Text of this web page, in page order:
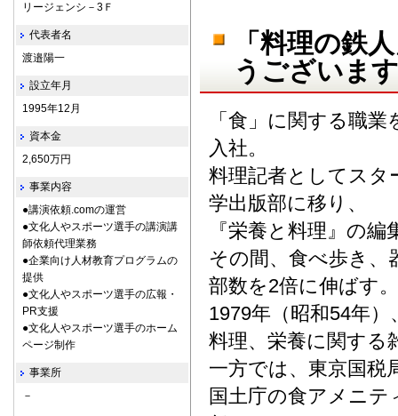
「料理の鉄
うございま
「食」に関する職
入社。
料理記者としてスタ
学出版部に移り、
『栄養と料理』の
その間、食べ歩き、
部数を2倍に伸ばす。
1979年（昭和54年
料理、栄養に関する
一方では、東京国税
国土庁の食アメニ
リージェンシ－3Ｆ
代表者名
渡邉陽一
設立年月
1995年12月
資本金
2,650万円
事業内容
●講演依頼.comの運営
●文化人やスポーツ選手の講演講
師依頼代理業務
●企業向け人材教育プログラムの
提供
●文化人やスポーツ選手の広報・
PR支援
●文化人やスポーツ選手のホーム
ページ制作
事業所
－